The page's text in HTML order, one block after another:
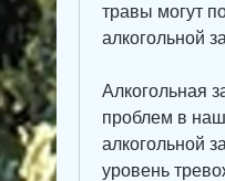
травы могут
алкогольной
Алкогольная
проблем в
алкогольной
уровень